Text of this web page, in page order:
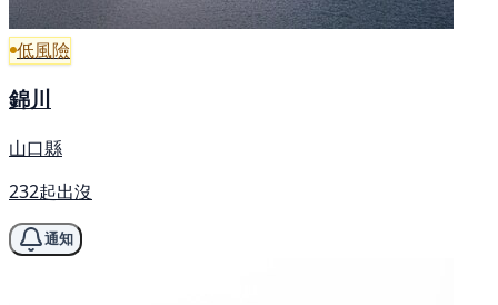
低風險
錦川
山口縣
232起出沒
通知